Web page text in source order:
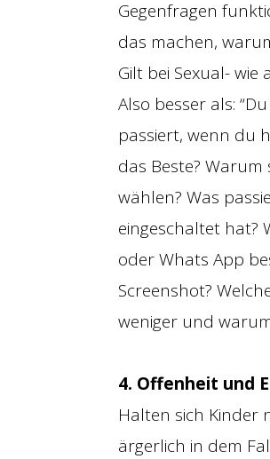
Gegenfragen
das machen,
Gilt bei Sexual-
Also besser als:
passiert, wenn du
das Beste?
wählen? Was
eingeschaltet hat?
oder Whats App
Screenshot?
weniger und
4. Offenheit und
Halten sich Kinder
ärgerlich in dem